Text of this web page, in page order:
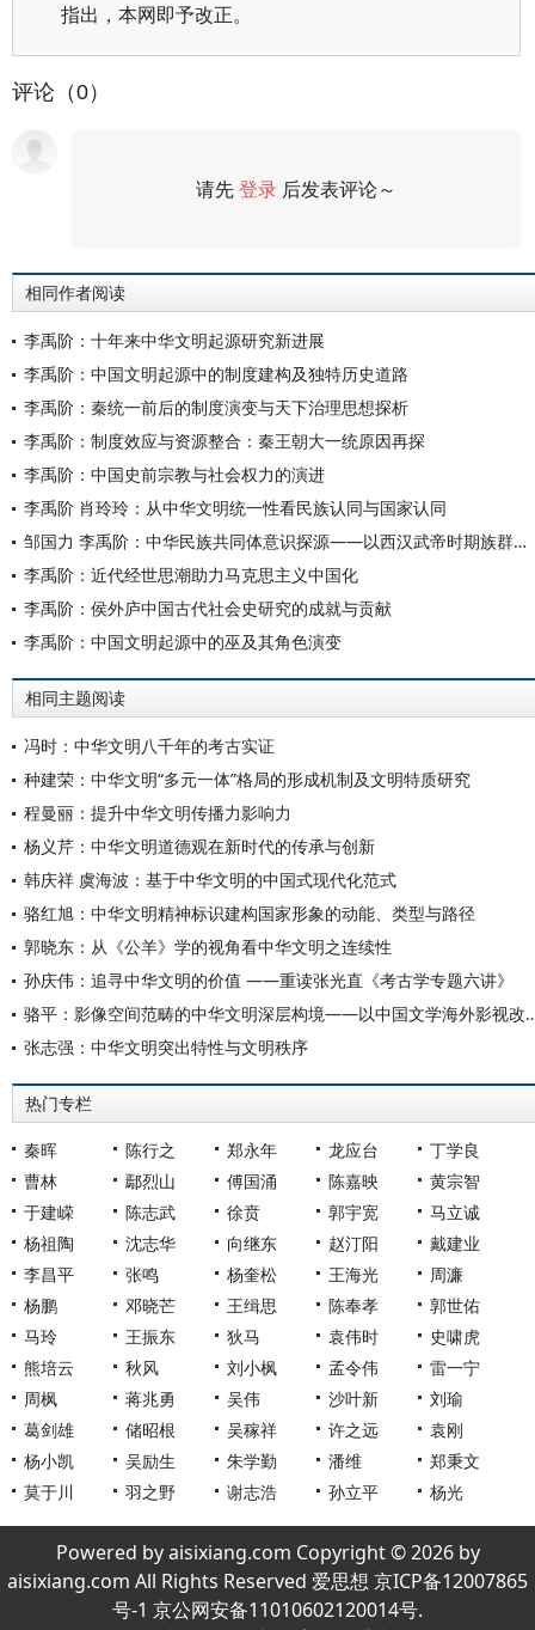
指出，本网即予改正。
评论（0）
请先登录 后发表评论～
相同作者阅读
李禹阶：十年来中华文明起源研究新进展
李禹阶：中国文明起源中的制度建构及独特历史道路
李禹阶：秦统一前后的制度演变与天下治理思想探析
李禹阶：制度效应与资源整合：秦王朝大一统原因再探
李禹阶：中国史前宗教与社会权力的演进
李禹阶 肖玲玲：从中华文明统一性看民族认同与国家认同
邹国力 李禹阶：中华民族共同体意识探源——以西汉武帝时期族群整合为研究对象
李禹阶：近代经世思潮助力马克思主义中国化
李禹阶：侯外庐中国古代社会史研究的成就与贡献
李禹阶：中国文明起源中的巫及其角色演变
相同主题阅读
冯时：中华文明八千年的考古实证
种建荣：中华文明“多元一体”格局的形成机制及文明特质研究
程曼丽：提升中华文明传播力影响力
杨义芹：中华文明道德观在新时代的传承与创新
韩庆祥 虞海波：基于中华文明的中国式现代化范式
骆红旭：中华文明精神标识建构国家形象的动能、类型与路径
郭晓东：从《公羊》学的视角看中华文明之连续性
孙庆伟：追寻中华文明的价值 ——重读张光直《考古学专题六讲》
骆平：影像空间范畴的中华文
张志强：中华文明突出特性与文明秩序
热门专栏
秦晖 陈行之 郑永年 龙应台
丁学良
曹林
鄢烈山 傅国涌 陈嘉映
黄宗智
于建嵘
陈志武 徐贲 郭宇宽
马立诚
杨祖陶
沈志华 向继东 赵汀阳
戴建业
李昌平
张鸣 杨奎松 王海光
周濂
杨鹏
邓晓芒 王缉思 陈奉孝
郭世佑
马玲
王振东 狄马 袁伟时
史啸虎
熊培云
秋风 刘小枫 孟令伟
雷一宁
周枫
蒋兆勇 吴伟 沙叶新
刘瑜
葛剑雄
储昭根 吴稼祥 许之远
袁刚
杨小凯
吴励生 朱学勤 潘维
郑秉文
莫于川
羽之野 谢志浩 孙立平 杨光
Powered by aisixiang.com Copyright © 2026 by
aisixiang.com All Rights Reserved 爱思想 京ICP备12007865
号-1 京公网安备11010602120014号.